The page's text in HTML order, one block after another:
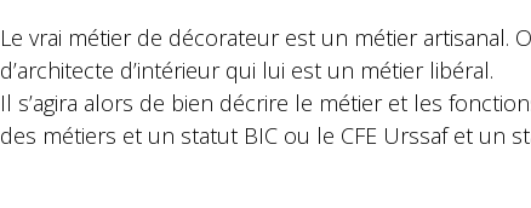
Le vrai métier de décorateur est un métier artisanal.
d’architecte d’intérieur qui lui est un métier libéral.
Il s’agira alors de bien décrire le métier et les
des métiers et un statut BIC ou le CFE Urssaf et un